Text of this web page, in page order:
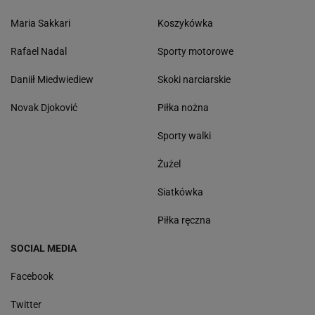
Maria Sakkari
Rafael Nadal
Daniił Miedwiediew
Novak Djoković
Koszykówka
Sporty motorowe
Skoki narciarskie
Piłka nożna
Sporty walki
Żużel
Siatkówka
Piłka ręczna
SOCIAL MEDIA
Facebook
Twitter